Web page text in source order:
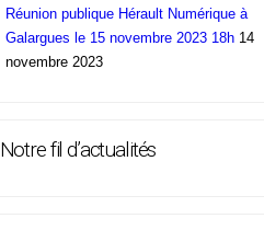
Réunion publique Hérault Numérique à
Galargues le 15 novembre 2023 18h 14
novembre 2023
Notre fil d’actualités